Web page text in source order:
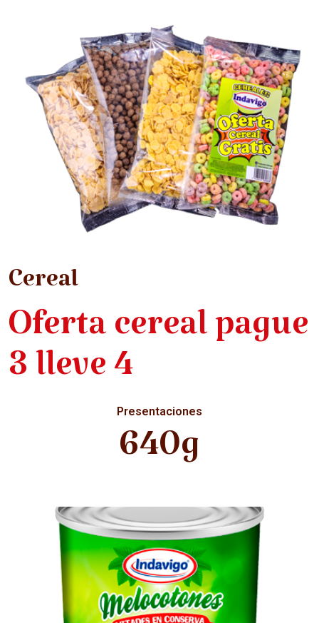
Cereal
Oferta cereal pague
3 lleve 4
Presentaciones
640g